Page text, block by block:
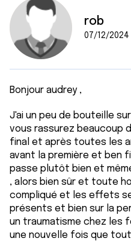
rob
07/12/2024
Bonjour audrey ,
J'ai un peu de bouteille
vous rassurez beaucoup
final et après toutes les
avant la première et ben
passe plutôt bien et
, alors bien sûr et toute
compliqué et les effets
présents et bien sur la
un traumatisme chez les
une nouvelle fois que